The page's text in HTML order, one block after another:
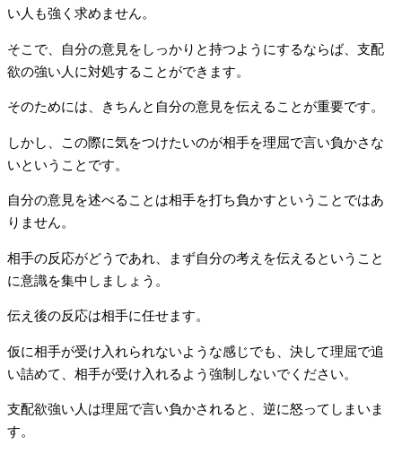
い人も強く求めません。
そこで、自分の意見をしっかりと持つようにするならば、支配
欲の強い人に対処することができます。
そのためには、きちんと自分の意見を伝えることが重要です。
しかし、この際に気をつけたいのが相手を理屈で言い負かさな
いということです。
自分の意見を述べることは相手を打ち負かすということではあ
りません。
相手の反応がどうであれ、まず自分の考えを伝えるということ
に意識を集中しましょう。
伝え後の反応は相手に任せます。
仮に相手が受け入れられないような感じでも、決して理屈で追
い詰めて、相手が受け入れるよう強制しないでください。
支配欲強い人は理屈で言い負かされると、逆に怒ってしまいま
す。